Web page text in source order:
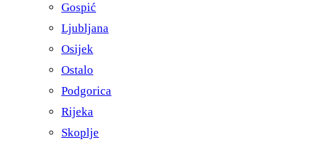
Gospić
Ljubljana
Osijek
Ostalo
Podgorica
Rijeka
Skoplje